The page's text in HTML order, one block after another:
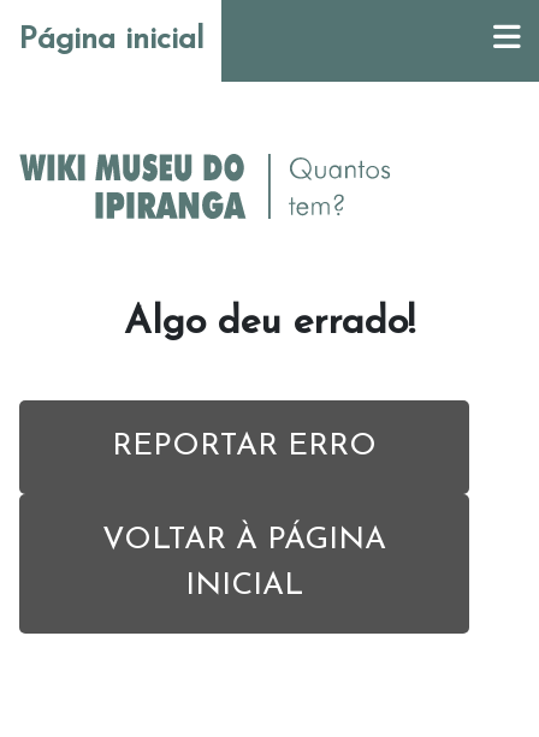
Página inicial
Algo deu errado!
REPORTAR ERRO
VOLTAR À PÁGINA
INICIAL